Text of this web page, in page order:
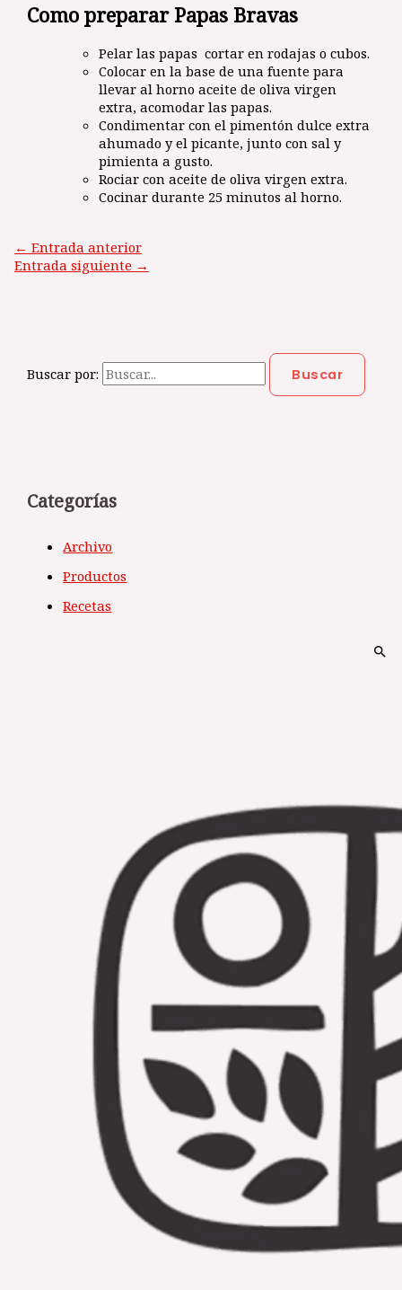
Como preparar Papas Bravas
Pelar las papas cortar en rodajas o cubos.
Colocar en la base de una fuente para
llevar al horno aceite de oliva virgen
extra, acomodar las papas.
Condimentar con el pimentón dulce extra
ahumado y el picante, junto con sal y
pimienta a gusto.
Rociar con aceite de oliva virgen extra.
Cocinar durante 25 minutos al horno.
← Entrada anterior
Entrada siguiente →
Buscar por:
Categorías
Archivo
Productos
Recetas